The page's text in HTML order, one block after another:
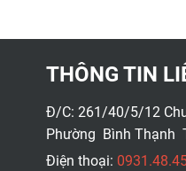
THÔNG TIN
Đ/C: 261/40/5/12
Phường Bình Thạnh
Điện thoại: